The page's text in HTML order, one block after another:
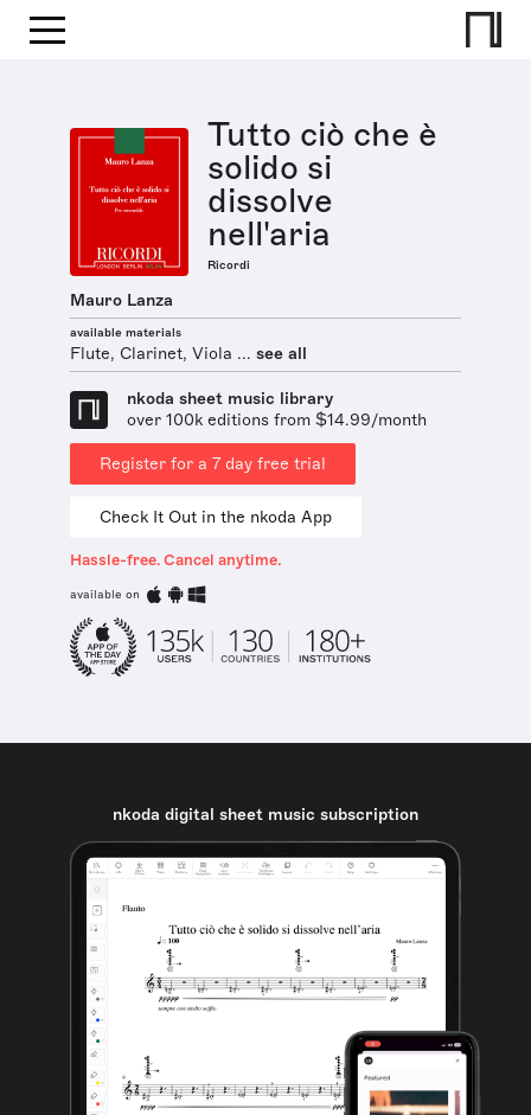
Tutto ciò che è
solido si
dissolve
nell'aria
Ricordi
Mauro Lanza
available materials
Flute, Clarinet, Viola ... see all
nkoda sheet music library
over 100k editions from $14.99/month
Register for a 7 day free trial
Check It Out in the nkoda App
Hassle-free. Cancel anytime.
available on
nkoda digital sheet music subscription